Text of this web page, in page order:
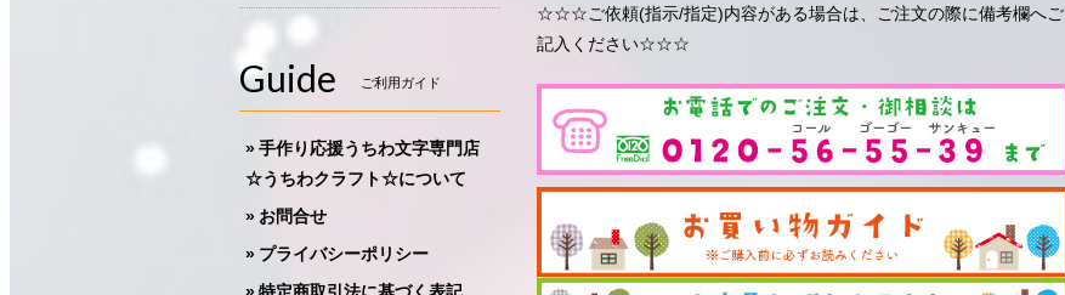
☆☆☆ご依頼(指示/指定)内容がある場合は、ご注文の際に備考欄へご
記入ください☆☆☆
Guide ご利用ガイド
手作り応援うちわ文字専門店
☆うちわクラフト☆について
お問合せ
プライバシーポリシー